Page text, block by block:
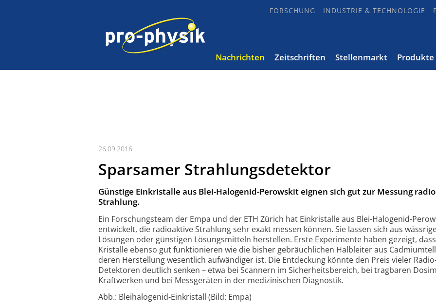
FORSCHUNG INDUSTRIE & TECHNOLOGIE
Nachrichten Zeitschriften Stellenmarkt Produkte
26.09.2016
Sparsamer Strahlungsdetektor
Günstige Einkristalle aus Blei-Halogenid-Perowskit eignen sich gut zur Messung
Strahlung.
Ein Forschungsteam der Empa und der ETH Zürich hat Einkristalle aus Blei-Halogenid-
entwickelt, die radioaktive Strahlung sehr exakt messen können. Sie lassen sich aus
Lösungen oder günstigen Lösungs­mitteln herstellen. Erste Experimente haben gezeigt,
Kristalle ebenso gut funktionieren wie die bisher gebräuchlichen Halbleiter aus
deren Herstellung wesentlich aufwändiger ist. Die Entdeckung könnte den Preis vieler
Detektoren deutlich senken – etwa bei Scannern im Sicherheits­bereich, bei tragbaren
Kraftwerken und bei Mess­geräten in der medizinischen Diagnostik.
Abb.: Bleihalogenid-Einkristall (Bild: Empa)